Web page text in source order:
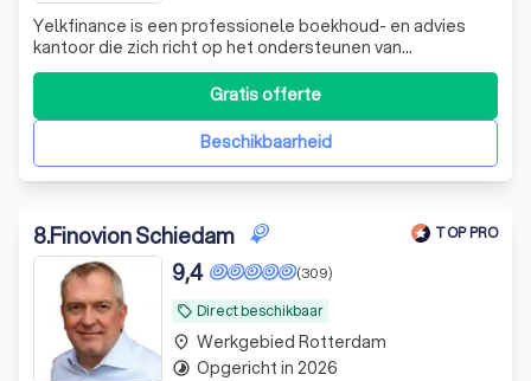
Yelkfinance is een professionele boekhoud- en advies
kantoor die zich richt op het ondersteunen van
ondernemers en bedrijven in Nederland, maar wij helpen
ook particulieren met hun inkomstenbelasting. Met onze
expertise in financiële administratie, belastingadvies en
bedrijfsoptimalisatie helpen wij
Beschikbaarheid
Gratis offerte
8.Finovion Schiedam TOP PRO
local_offer Direct beschikbaar
(309)
9,4
place Werkgebied Rotterdam
timelapse Opgericht in 2026